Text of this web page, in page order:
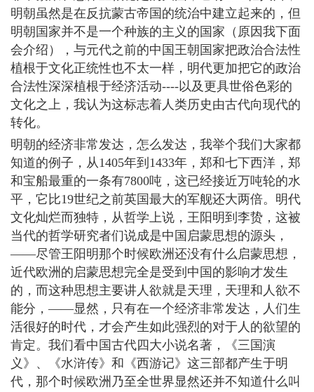
明朝虽然是在反抗蒙古帝国的统治中建立起来的，但
明朝国家并不是一个种族的主义的国家（原因我下面
会介绍），与元代之前的中国王朝国家把政治合法性
植根于文化正统性也不太一样，明代更加把它的政治
合法性深深植根于经济活动----以及更具世俗色彩的
文化之上，我认为这标志着人类历史由古代向现代的
转化。
明朝的经济非常发达，怎么发达，我举个我们大家都
知道的例子，从1405年到1433年，郑和七下西洋，郑
和宝船最重的一条有7800吨，这已经接近万吨轮的水
平，它比19世纪之前英国最大的军舰还大两倍。明代
文化灿烂而独特，从哲学上说，王阳明到李贽，这被
当代的哲学研究者们说成是中国启蒙思想的源头，
――尽管王阳明那个时候欧洲还没有什么启蒙思想，
近代欧洲的启蒙思想完全是受到中国的影响才发生
的，而这种思想主要讲人欲就是天理，天理和人欲不
能分，――显然，只有在一个经济非常发达，人们生
活很好的时代，才会产生如此强烈的对于人的欲望的
肯定。我们看中国古代四大小说名著，《三国演
义》、《水浒传》和《西游记》这三部都产生于明
代，那个时候欧洲乃至全世界显然还并不知道什么叫